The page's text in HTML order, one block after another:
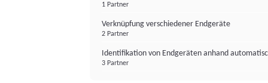
1 Partner
Verknüpfung verschiedener Endgeräte
2 Partner
Identifikation von Endgeräten anhand
3 Partner